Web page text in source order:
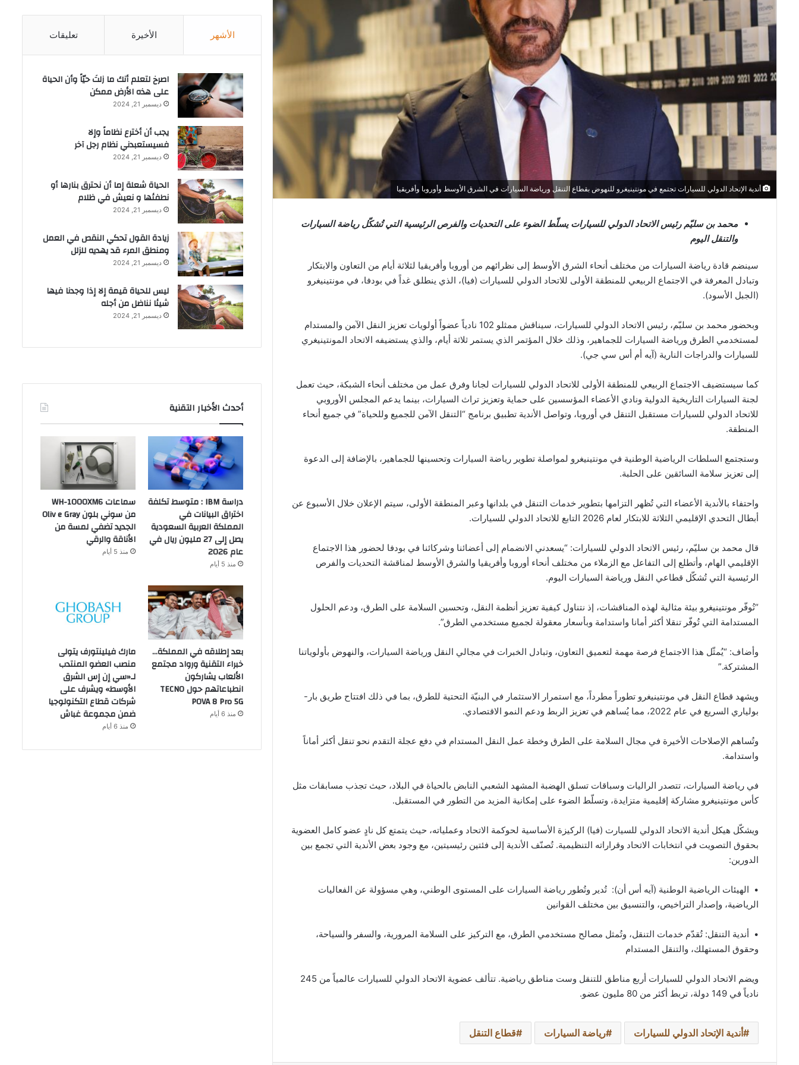
أندية الإتحاد الدولي للسيارات تجتمع في مونتينيغرو للنهوض بقطاع التنقل ورياضة السيارات في الشرق الأوسط وأوروبا وأفريقيا
محمد بن سليّم رئيس الاتحاد الدولي للسيارات يسلّط الضوء على التحديات والفرص الرئيسية التي تُشكّل رياضة السيارات
والتنقل اليوم
سينضم قادة رياضة السيارات من مختلف أنحاء الشرق الأوسط إلى نظرائهم من أوروبا وأفريقيا لثلاثة أيام من التعاون والابتكار
وتبادل المعرفة في الاجتماع الربيعي للمنطقة الأولى للاتحاد الدولي للسيارات (فيا)، الذي ينطلق غداً في بودفا، في مونتينيغرو
(الجبل الأسود).
وبحضور محمد بن سليّم، رئيس الاتحاد الدولي للسيارات، سيناقش ممثلو 102 نادياً عضواً أولويات تعزيز النقل الآمن والمستدام
لمستخدمي الطرق ورياضة السيارات للجماهير، وذلك خلال المؤتمر الذي يستمر ثلاثة أيام، والذي يستضيفه الاتحاد المونتينيغري
للسيارات والدراجات النارية (آيه أم أس سي جي).
كما سيستضيف الاجتماع الربيعي للمنطقة الأولى للاتحاد الدولي للسيارات لجانا وفرق عمل من مختلف أنحاء الشبكة، حيث تعمل
لجنة السيارات التاريخية الدولية ونادي الأعضاء المؤسسين على حماية وتعزيز تراث السيارات، بينما يدعم المجلس الأوروبي
للاتحاد الدولي للسيارات مستقبل التنقل في أوروبا، وتواصل الأندية تطبيق برنامج “التنقل الآمن للجميع وللحياة” في جميع أنحاء
المنطقة.
وستجتمع السلطات الرياضية الوطنية في مونتينيغرو لمواصلة تطوير رياضة السيارات وتحسينها للجماهير، بالإضافة إلى الدعوة
إلى تعزيز سلامة السائقين على الحلبة.
واحتفاء بالأندية الأعضاء التي تُظهر التزامها بتطوير خدمات التنقل في بلدانها وعبر المنطقة الأولى، سيتم الإعلان خلال الأسبوع عن
أبطال التحدي الإقليمي الثلاثة للابتكار لعام 2026 التابع للاتحاد الدولي للسيارات.
قال محمد بن سليّم، رئيس الاتحاد الدولي للسيارات: “يسعدني الانضمام إلى أعضائنا وشركائنا في بودفا لحضور هذا الاجتماع
الإقليمي الهام، وأتطلع إلى التفاعل مع الزملاء من مختلف أنحاء أوروبا وأفريقيا والشرق الأوسط لمناقشة التحديات والفرص
الرئيسية التي تُشكّل قطاعي النقل ورياضة السيارات اليوم.
“تُوفّر مونتينيغرو بيئة مثالية لهذه المناقشات، إذ نتناول كيفية تعزيز أنظمة النقل، وتحسين السلامة على الطرق، ودعم الحلول
المستدامة التي تُوفّر تنقلا أكثر أمانا واستدامة وبأسعار معقولة لجميع مستخدمي الطرق”.
وأضاف: “يُمثّل هذا الاجتماع فرصة مهمة لتعميق التعاون، وتبادل الخبرات في مجالي النقل ورياضة السيارات، والنهوض بأولوياتنا
المشتركة.”
ويشهد قطاع النقل في مونتينيغرو تطوراً مطرداً، مع استمرار الاستثمار في البنيّة التحتية للطرق، بما في ذلك افتتاح طريق بار-
بولياري السريع في عام 2022، مما يُساهم في تعزيز الربط ودعم النمو الاقتصادي.
وتُساهم الإصلاحات الأخيرة في مجال السلامة على الطرق وخطة عمل النقل المستدام في دفع عجلة التقدم نحو تنقل أكثر أماناً
واستدامة.
في رياضة السيارات، تتصدر الراليات وسباقات تسلق الهضبة المشهد الشعبي النابض بالحياة في البلاد، حيث تجذب مسابقات مثل
كأس مونتينيغرو مشاركة إقليمية متزايدة، وتسلّط الضوء على إمكانية المزيد من التطور في المستقبل.
ويشكّل هيكل أندية الاتحاد الدولي للسيارت (فيا) الركيزة الأساسية لحوكمة الاتحاد وعملياته، حيث يتمتع كل نادٍ عضو كامل العضوية
بحقوق التصويت في انتخابات الاتحاد وقراراته التنظيمية. تُصنّف الأندية إلى فئتين رئيسيتين، مع وجود بعض الأندية التي تجمع بين
الدورين:
• الهيئات الرياضية الوطنية (آيه أس أن): تُدير وتُطور رياضة السيارات على المستوى الوطني، وهي مسؤولة عن الفعاليات
الرياضية، وإصدار التراخيص، والتنسيق بين مختلف القوانين
• أندية التنقل: تُقدّم خدمات التنقل، وتُمثل مصالح مستخدمي الطرق، مع التركيز على السلامة المرورية، والسفر والسياحة،
وحقوق المستهلك، والتنقل المستدام
ويضم الاتحاد الدولي للسيارات أربع مناطق للتنقل وست مناطق رياضية. تتألف عضوية الاتحاد الدولي للسيارات عالمياً من 245
نادياً في 149 دولة، تربط أكثر من 80 مليون عضو.
أندية الإتحاد الدولي للسيارات رياضة السيارات قطاع التنقل
الأشهر الأخيرة تعليقات
‫اصرخ لتعلم أنك ما زلتَ حيّاً وأن الحياة
على هذه الأرض ممكن
ديسمبر 21, 2024
يجب أن أخترع نظاماً وإلا
فسيستعبدني نظام رجل آخر
ديسمبر 21, 2024
الحياة شعلة إما أن نحترق بنارها أو
نطفئها و نعيش في ظلام
ديسمبر 21, 2024
زيادة القول تحكي النقص في العمل
ومنطق المرء قد يهديه للزلل
ديسمبر 21, 2024
ليس للحياة قيمة إلا إذا وجدنا فيها
شيئا نناضل من أجله
ديسمبر 21, 2024
أحدث الأخبار التقنية
دراسة IBM : متوسط تكلفة
اختراق البيانات في
المملكة العربية السعودية
يصل إلى 27 مليون ريال في
عام 2026
منذ 5 أيام
سماعات WH-1000XM6
من سوني بلون Oliv e Gray
الجديد تضفي لمسة من
الأناقة والرقي
منذ 5 أيام
بعد إطلاقه في المملكة…
خبراء التقنية ورواد مجتمع
الألعاب يشاركون
انطباعاتهم حول TECNO
POVA 8 Pro 5G
منذ 6 أيام
مارك فيلينتورف يتولى
منصب العضو المنتدب
لـ«سي إن إس الشرق
الأوسط» ويشرف على
شركات قطاع التكنولوجيا
ضمن مجموعة غباش
منذ 6 أيام